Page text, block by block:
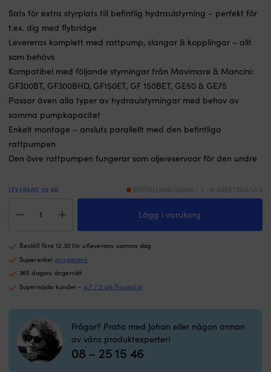
Sats för extra styrplats till befintlig hydraulstyrning – perfekt för
t.ex. dig med flybridge
Levereras komplett med rattpump, slangar & kopplingar – allt
som behövs
Kompatibel med följande styrningar från Mavimare & Mancini:
GF300BT, GF300BHD, GF150ET, GF 150BET, GE50 & GE75
Passar även alla typer av hydraulstyrningar med behov av
samma pumpkapacitet
Enkelt montage – ansluts parallellt med den befintliga
rattpumpen
Den övre rattpumpen fungerar som oljereservoar för den undre
LEVERANS 59 KR BESTÄLLNINGSVARA | 3 - 6 ARBETSDAGAR
&
slangsats
extra
styrplats
Mavimare
&
GE75DS,
med
rattpump
+
olja
+
Lägg i varukorg
Beställ före 12.30 för utleverans samma dag
Superenkel prisgaranti
365 dagars ångerrätt
Supernöjda kunder - 4.7 / 5 på Trustpilot
Frågor? Prata med Johan eller någon annan
av våra produktexperter!
08 – 25 15 46